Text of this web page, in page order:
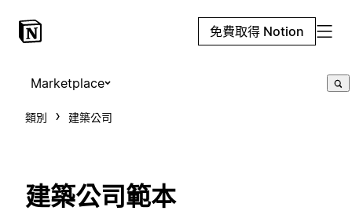
免費取得 Notion
Marketplace
類別 建築公司
建築公司範本